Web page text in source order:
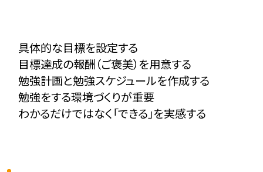
具体的な目標を設定する
目標達成の報酬（ご褒美）を用意する
勉強計画と勉強スケジュールを作成する
勉強をする環境づくりが重要
わかるだけではなく「できる」を実感する